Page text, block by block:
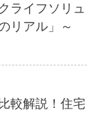
ライフソリュ
リアル」～
較解説！住宅